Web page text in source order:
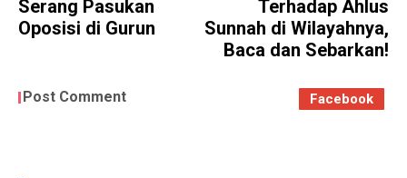
Serang Pasukan
Oposisi di Gurun
Terhadap Ahlus
Sunnah di Wilayahnya,
Baca dan Sebarkan!
Post Comment Facebook